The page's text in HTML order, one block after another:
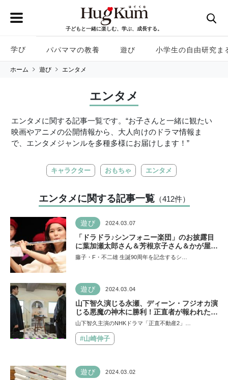
子どもと一緒に楽しむ、学ぶ、成長する。
学び パパママの教養 遊び 小学生の自由研究ま
ホーム 遊び エンタメ
エンタメ
エンタメに関する記事一覧です。“お子さんと一緒に観たい
映画やアニメの公開情報から、大人向けのドラマ情報ま
で、エンタメジャンルを多種多様にお届けします！”
キャラクター おもちゃ エンタメ
エンタメに関する記事一覧（412件）
遊び 2024.03.07
「ドラドラ♪シンフォニー楽団」のお披露目
に葉加瀬太郎さん＆芳根京子さん＆かが屋さ
んも！『映画ドラえもん のび太の地球交響
藤子・F・不二雄 生誕90周年を記念するシ…
遊び 2024.03.04
山下智久演じる永瀬、ディーン・フジオカ演
じる悪魔の神木に勝利！正直者が報われたス
カッと回【正直不動産2連載第8回】
山下智久主演のNHKドラマ「正直不動産2」…
#山崎伸子
遊び 2024.03.02